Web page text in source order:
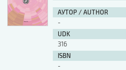
АУТОР / AUTHOR
-
UDK
316
ISBN
-